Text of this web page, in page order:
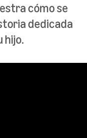
cómo se
dedicada
hijo.